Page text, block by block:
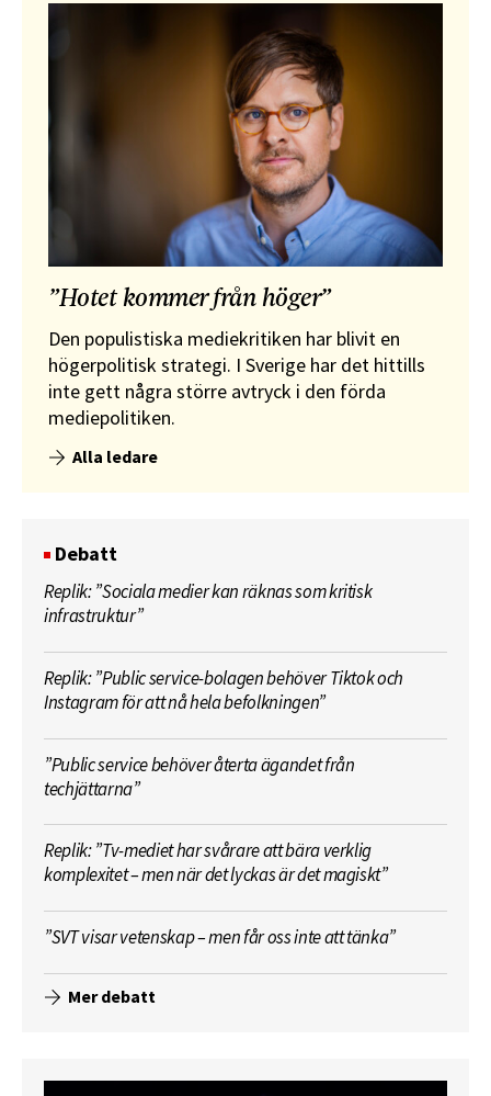
”Hotet kommer från höger”
Den populistiska mediekritiken har blivit en
högerpolitisk strategi. I Sverige har det hittills
inte gett några större avtryck i den förda
mediepolitiken.
Alla ledare
Debatt
Replik: ”Sociala medier kan räknas som kritisk
infrastruktur”
Replik: ”Public service-bolagen behöver Tiktok och
Instagram för att nå hela befolkningen”
”Public service behöver återta ägandet från
techjättarna”
Replik: ”Tv-mediet har svårare att bära verklig
komplexitet – men när det lyckas är det magiskt”
”SVT visar vetenskap – men får oss inte att tänka”
Mer debatt